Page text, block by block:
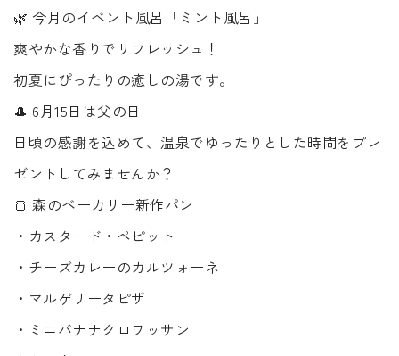
🌿 今月のイベント風呂「ミント風呂」
爽やかな香りでリフレッシュ！
初夏にぴったりの癒しの湯です。
🎩 6月15日は父の日
日頃の感謝を込めて、温泉でゆったりとした時間をプレ
ゼントしてみませんか？
🍞 森のベーカリー新作パン
・カスタード・ペピット
・チーズカレーのカルツォーネ
・マルゲリータピザ
・ミニバナナクロワッサン